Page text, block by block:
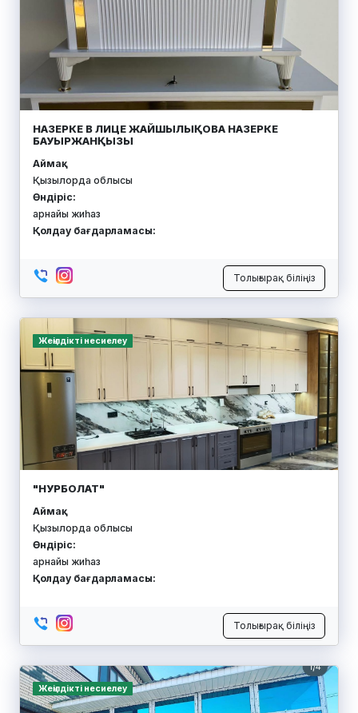
НАЗЕРКЕ В ЛИЦЕ ЖАЙШЫЛЫҚОВА НАЗЕРКЕ
БАУЫРЖАНҚЫЗЫ
Аймақ:
Қызылорда облысы
Өндіріс:
арнайы жиһаз
Қолдау бағдарламасы:
Толығырақ біліңіз
Жеңілдікті несиелеу
"НУРБОЛАТ"
Аймақ:
Қызылорда облысы
Өндіріс:
арнайы жиһаз
Қолдау бағдарламасы:
Толығырақ біліңіз
Жеңілдікті несиелеу